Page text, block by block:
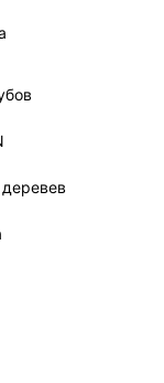
а
документы
документ о
акты оказанных